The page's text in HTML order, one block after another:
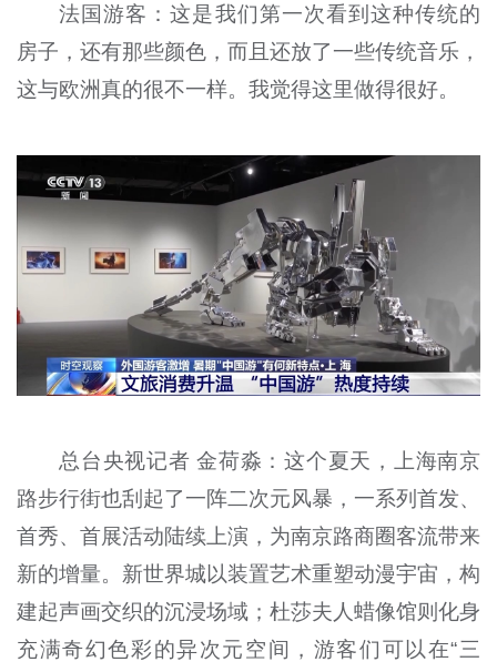
法国游客：这是我们第一次看到这种传统的
房子，还有那些颜色，而且还放了一些传统音乐，
这与欧洲真的很不一样。我觉得这里做得很好。
总台央视记者 金荷淼：这个夏天，上海南京
路步行街也刮起了一阵二次元风暴，一系列首发、
首秀、首展活动陆续上演，为南京路商圈客流带来
新的增量。新世界城以装置艺术重塑动漫宇宙，构
建起声画交织的沉浸场域；杜莎夫人蜡像馆则化身
充满奇幻色彩的异次元空间，游客们可以在“三